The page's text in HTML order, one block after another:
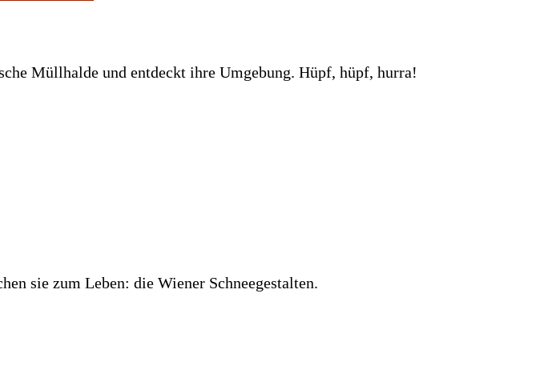
Müllhalde und entdeckt ihre Umgebung. Hüpf, hüpf, hurra!
sie zum Leben: die Wiener Schneegestalten.